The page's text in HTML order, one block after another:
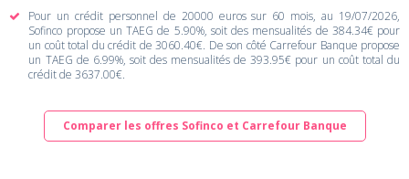
Pour un crédit personnel de 20000 euros sur 60 mois, au 19/07/2026,
Sofinco propose un TAEG de 5.90%, soit des mensualités de 384.34€ pour
un coût total du crédit de 3060.40€. De son côté Carrefour Banque propose
un TAEG de 6.99%, soit des mensualités de 393.95€ pour un coût total du
crédit de 3637.00€.
Comparer les offres Sofinco et Carrefour Banque